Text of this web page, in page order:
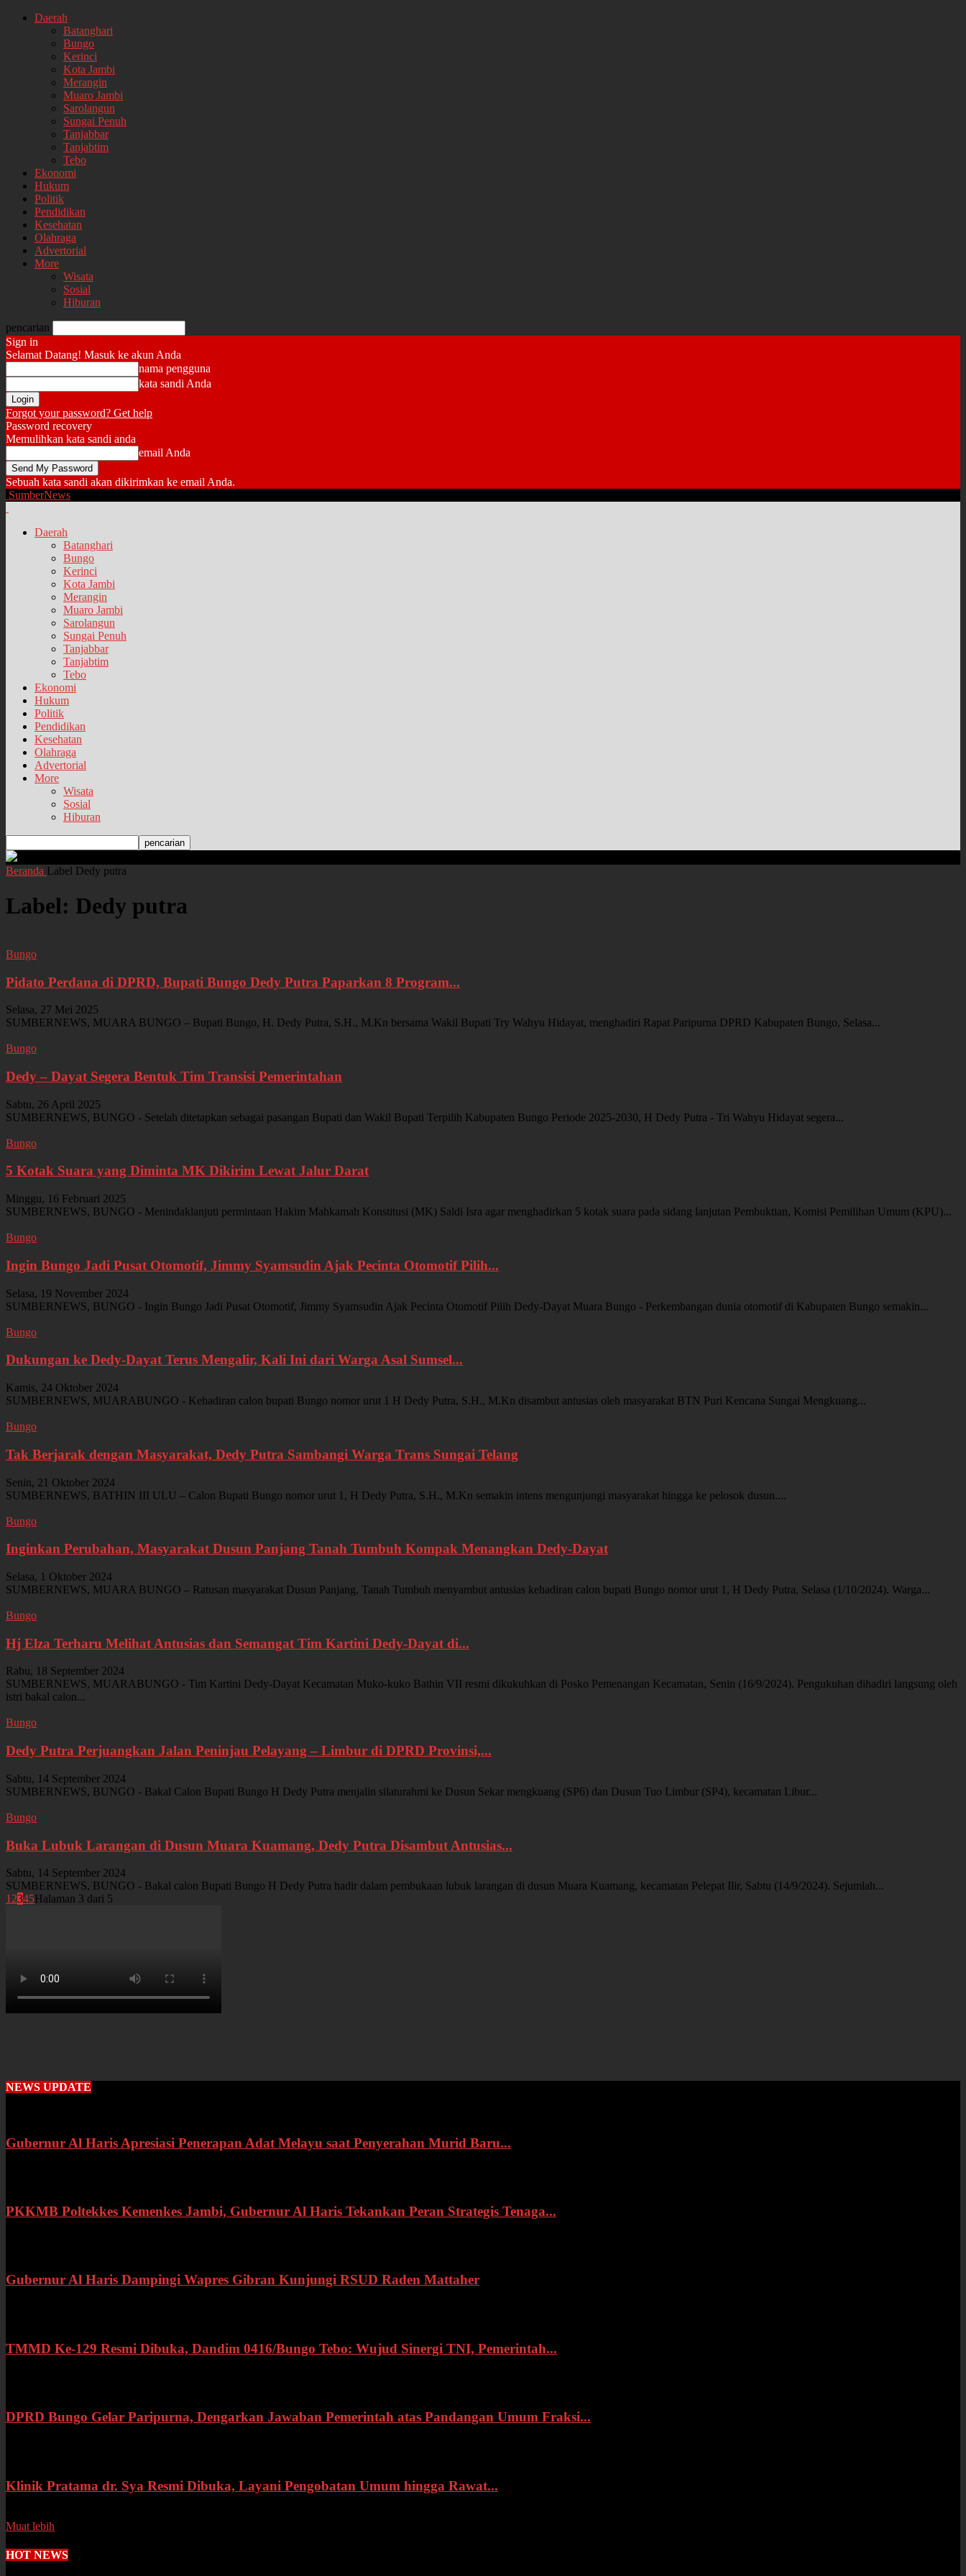
Daerah
Batanghari
Bungo
Kerinci
Kota Jambi
Merangin
Muaro Jambi
Sarolangun
Sungai Penuh
Tanjabbar
Tanjabtim
Tebo
Ekonomi
Hukum
Politik
Pendidikan
Kesehatan
Olahraga
Advertorial
More
Wisata
Sosial
Hiburan
pencarian
Sign in
Selamat Datang! Masuk ke akun Anda
nama pengguna
kata sandi Anda
Forgot your password? Get help
Password recovery
Memulihkan kata sandi anda
email Anda
Sebuah kata sandi akan dikirimkan ke email Anda.
SumberNews
Daerah
Batanghari
Bungo
Kerinci
Kota Jambi
Merangin
Muaro Jambi
Sarolangun
Sungai Penuh
Tanjabbar
Tanjabtim
Tebo
Ekonomi
Hukum
Politik
Pendidikan
Kesehatan
Olahraga
Advertorial
More
Wisata
Sosial
Hiburan
Beranda Label Dedy putra
Label: Dedy putra
Bungo
Pidato Perdana di DPRD, Bupati Bungo Dedy Putra Paparkan 8 Program...
Selasa, 27 Mei 2025
SUMBERNEWS, MUARA BUNGO – Bupati Bungo, H. Dedy Putra, S.H., M.Kn bersama Wakil Bupati Try Wahyu Hidayat, menghadiri Rapat Paripurna DPRD Kabupaten Bungo, Selasa...
Bungo
Dedy – Dayat Segera Bentuk Tim Transisi Pemerintahan
Sabtu, 26 April 2025
SUMBERNEWS, BUNGO - Setelah ditetapkan sebagai pasangan Bupati dan Wakil Bupati Terpilih Kabupaten Bungo Periode 2025-2030, H Dedy Putra - Tri Wahyu Hidayat segera...
Bungo
5 Kotak Suara yang Diminta MK Dikirim Lewat Jalur Darat
Minggu, 16 Februari 2025
SUMBERNEWS, BUNGO - Menindaklanjuti permintaan Hakim Mahkamah Konstitusi (MK) Saldi Isra agar menghadirkan 5 kotak suara pada sidang lanjutan Pembuktian, Komisi Pemilihan Umum (KPU)...
Bungo
Ingin Bungo Jadi Pusat Otomotif, Jimmy Syamsudin Ajak Pecinta Otomotif Pilih...
Selasa, 19 November 2024
SUMBERNEWS, BUNGO - Ingin Bungo Jadi Pusat Otomotif, Jimmy Syamsudin Ajak Pecinta Otomotif Pilih Dedy-Dayat Muara Bungo - Perkembangan dunia otomotif di Kabupaten Bungo semakin...
Bungo
Dukungan ke Dedy-Dayat Terus Mengalir, Kali Ini dari Warga Asal Sumsel...
Kamis, 24 Oktober 2024
SUMBERNEWS, MUARABUNGO - Kehadiran calon bupati Bungo nomor urut 1 H Dedy Putra, S.H., M.Kn disambut antusias oleh masyarakat BTN Puri Kencana Sungai Mengkuang...
Bungo
Tak Berjarak dengan Masyarakat, Dedy Putra Sambangi Warga Trans Sungai Telang
Senin, 21 Oktober 2024
SUMBERNEWS, BATHIN III ULU – Calon Bupati Bungo nomor urut 1, H Dedy Putra, S.H., M.Kn semakin intens mengunjungi masyarakat hingga ke pelosok dusun....
Bungo
Inginkan Perubahan, Masyarakat Dusun Panjang Tanah Tumbuh Kompak Menangkan Dedy-Dayat
Selasa, 1 Oktober 2024
SUMBERNEWS, MUARA BUNGO – Ratusan masyarakat Dusun Panjang, Tanah Tumbuh menyambut antusias kehadiran calon bupati Bungo nomor urut 1, H Dedy Putra, Selasa (1/10/2024). Warga...
Bungo
Hj Elza Terharu Melihat Antusias dan Semangat Tim Kartini Dedy-Dayat di...
Rabu, 18 September 2024
SUMBERNEWS, MUARABUNGO - Tim Kartini Dedy-Dayat Kecamatan Muko-kuko Bathin VII resmi dikukuhkan di Posko Pemenangan Kecamatan, Senin (16/9/2024). Pengukuhan dihadiri langsung oleh
istri bakal calon...
Bungo
Dedy Putra Perjuangkan Jalan Peninjau Pelayang – Limbur di DPRD Provinsi,...
Sabtu, 14 September 2024
SUMBERNEWS, BUNGO - Bakal Calon Bupati Bungo H Dedy Putra menjalin silaturahmi ke Dusun Sekar mengkuang (SP6) dan Dusun Tuo Limbur (SP4), kecamatan Libur...
Bungo
Buka Lubuk Larangan di Dusun Muara Kuamang, Dedy Putra Disambut Antusias...
Sabtu, 14 September 2024
SUMBERNEWS, BUNGO - Bakal calon Bupati Bungo H Dedy Putra hadir dalam pembukaan lubuk larangan di dusun Muara Kuamang, kecamatan Pelepat Ilir, Sabtu (14/9/2024). Sejumlah...
1 2345Halaman 3 dari 5
NEWS UPDATE
Gubernur Al Haris Apresiasi Penerapan Adat Melayu saat Penyerahan Murid Baru...
PKKMB Poltekkes Kemenkes Jambi, Gubernur Al Haris Tekankan Peran Strategis Tenaga...
Gubernur Al Haris Dampingi Wapres Gibran Kunjungi RSUD Raden Mattaher
TMMD Ke-129 Resmi Dibuka, Dandim 0416/Bungo Tebo: Wujud Sinergi TNI, Pemerintah...
DPRD Bungo Gelar Paripurna, Dengarkan Jawaban Pemerintah atas Pandangan Umum Fraksi...
Klinik Pratama dr. Sya Resmi Dibuka, Layani Pengobatan Umum hingga Rawat...
Muat lebih
HOT NEWS